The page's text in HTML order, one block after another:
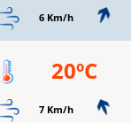
6 Km/h
20ºC
7 Km/h